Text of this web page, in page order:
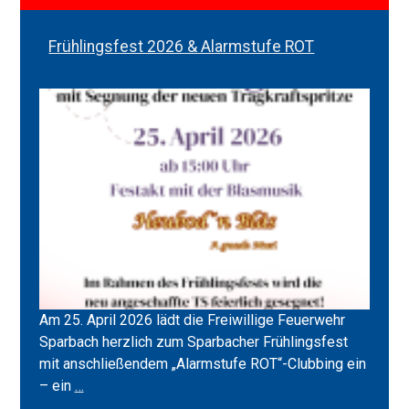
Frühlingsfest 2026 & Alarmstufe ROT
Am 25. April 2026 lädt die Freiwillige Feuerwehr
Sparbach herzlich zum Sparbacher Frühlingsfest
mit anschließendem „Alarmstufe ROT“-Clubbing ein
– ein …Frühlingsfest